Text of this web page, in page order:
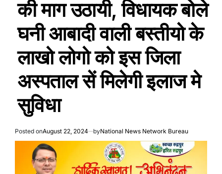
की माग उठायी, विधायक बोले
घनी आबादी वाली बस्तीयो के
लाखो लोगो को इस जिला
अस्पताल सें मिलेगी इलाज मे
सुविधा
Posted onAugust 22, 2024 byNational News Network Bureau